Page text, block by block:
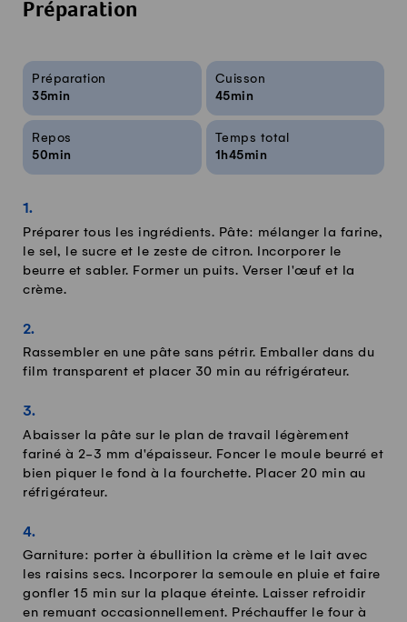
Préparation
Infos sur la recette
Préparation
35min
Cuisson
45min
Repos
50min
Temps total
1h45min
Préparer tous les ingrédients. Pâte: mélanger la farine,
le sel, le sucre et le zeste de citron. Incorporer le
beurre et sabler. Former un puits. Verser l'œuf et la
crème.
Rassembler en une pâte sans pétrir. Emballer dans du
film transparent et placer 30 min au réfrigérateur.
Abaisser la pâte sur le plan de travail légèrement
fariné à 2-3 mm d'épaisseur. Foncer le moule beurré et
bien piquer le fond à la fourchette. Placer 20 min au
réfrigérateur.
Garniture: porter à ébullition la crème et le lait avec
les raisins secs. Incorporer la semoule en pluie et faire
gonfler 15 min sur la plaque éteinte. Laisser refroidir
en remuant occasionnellement. Préchauffer le four à